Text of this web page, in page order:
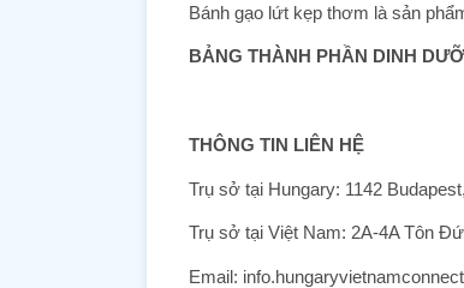
Bánh gạo lứt kẹp thơm là sản
BẢNG THÀNH PHẦN DINH
THÔNG TIN LIÊN HỆ
Trụ sở tại Hungary: 1142
Trụ sở tại Việt Nam: 2A-4A Tôn
Email: